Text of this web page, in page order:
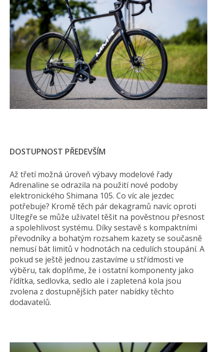
DOSTUPNOST PŘEDEVŠÍM
Až třetí možná úroveň výbavy modelové řady
Adrenaline se odrazila na použití nové podoby
elektronického Shimana 105. Co víc ale jezdec
potřebuje? Kromě těch pár dekagramů navíc oproti
Ultegře se může uživatel těšit na pověstnou přesnost
a spolehlivost systému. Díky sestavě s kompaktními
převodníky a bohatým rozsahem kazety se současně
nemusí bát limitů v hodnotách na cedulích stoupání. A
pokud se ještě jednou zastavíme u střídmosti ve
výběru, tak doplňme, že i ostatní komponenty jako
řídítka, sedlovka, sedlo ale i zapletená kola jsou
zvolena z dostupnějších pater nabídky těchto
dodavatelů.